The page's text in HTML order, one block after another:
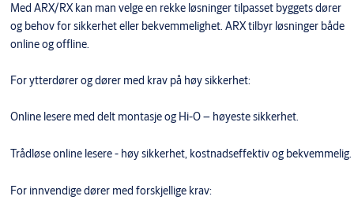
Med ARX/RX kan man velge en rekke løsninger tilpasset byggets dører
og behov for sikkerhet eller bekvemmelighet. ARX tilbyr løsninger både
online og offline.
For ytterdører og dører med krav på høy sikkerhet:
Online lesere med delt montasje og Hi-O – høyeste sikkerhet.
Trådløse online lesere - høy sikkerhet, kostnadseffektiv og bekvemmelig.
For innvendige dører med forskjellige krav: